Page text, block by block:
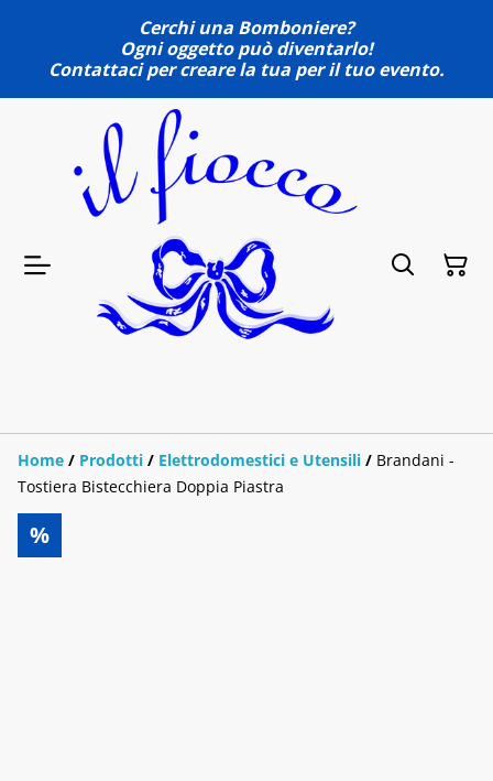
Cerchi una Bomboniere?
Ogni oggetto può diventarlo!
Contattaci per creare la tua per il tuo evento.
Home / Prodotti / Elettrodomestici e Utensili / Brandani -
Tostiera Bistecchiera Doppia Piastra
%